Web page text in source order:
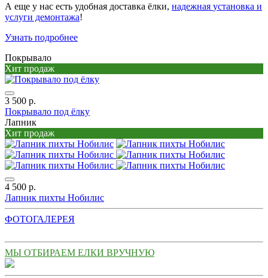
А еще у нас есть удобная доставка ёлки, надежная установка и
услуги демонтажа!
Узнать подробнее
Покрывало
Хит продаж
3 500 р.
Покрывало под ёлку
Лапник
Хит продаж
4 500 р.
Лапник пихты Нобилис
ФОТОГАЛЕРЕЯ
МЫ ОТБИРАЕМ ЕЛКИ ВРУЧНУЮ